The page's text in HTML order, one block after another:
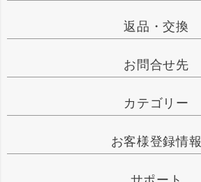
返品・交換
お問合せ先
カテゴリー
お客様登録情報